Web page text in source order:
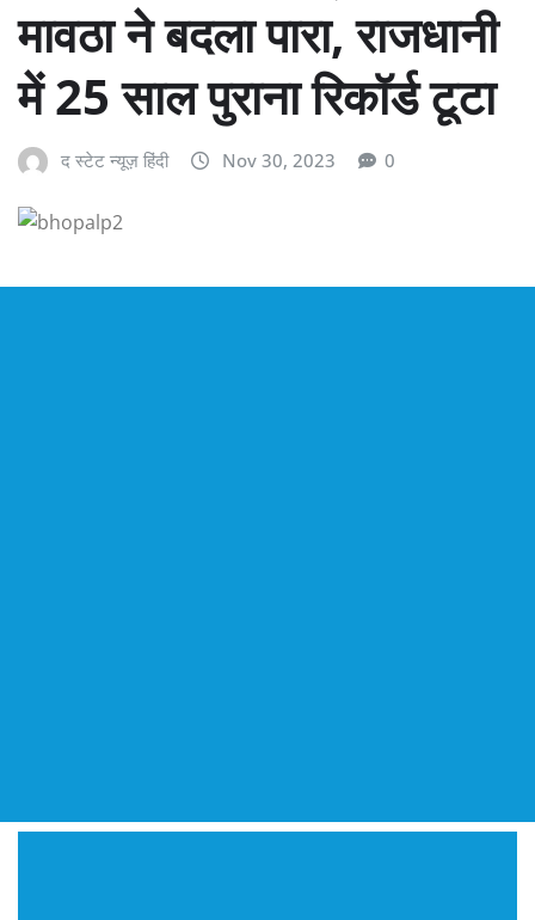
मावठा ने बदला पारा, राजधानी
में 25 साल पुराना रिकॉर्ड टूटा
द स्टेट न्यूज़ हिंदी Nov 30, 2023 0